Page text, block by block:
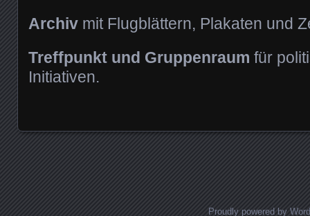
Archiv mit Flugblättern, Plakaten und
Treffpunkt und Gruppenraum für
Initiativen.
Proudly powered by